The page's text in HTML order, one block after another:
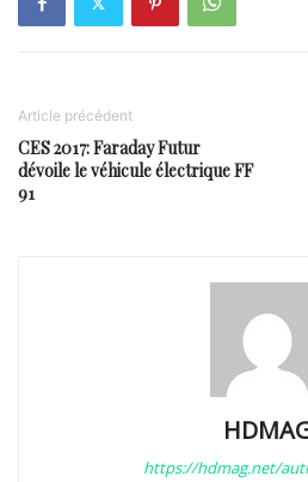
Article précédent
CES 2017: Faraday Futur
dévoile le véhicule électrique FF
91
https://hdmag.net/